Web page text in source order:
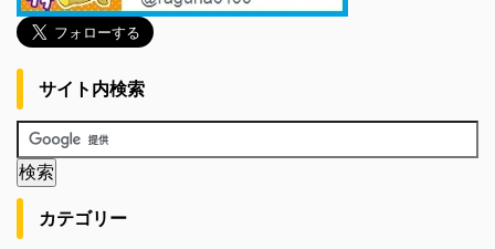
サイト内検索
カテゴリー